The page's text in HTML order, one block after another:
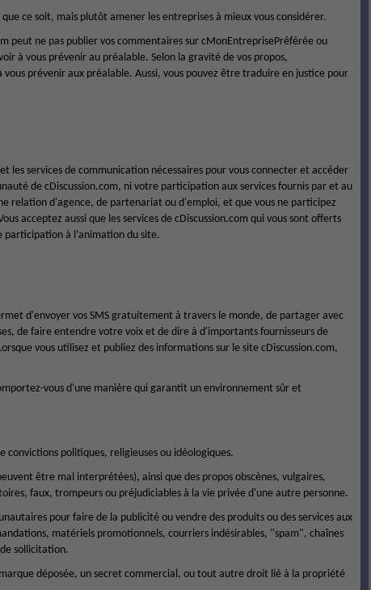
ce soit, mais plutôt amener les entreprises à mieux vous considérer.
peut ne pas publier vos commentaires sur cMonEntreprisePréférée ou
à vous prévenir au préalable. Selon la gravité de vos propos,
prévenir aux préalable. Aussi, vous pouvez être traduire en justice pour
les services de communication nécessaires pour vous connecter et accéder
de cDiscussion.com, ni votre participation aux services fournis par et au
relation d'agence, de partenariat ou d'emploi, et que vous ne participez
acceptez aussi que les services de cDiscussion.com qui vous sont offerts
participation à l’animation du site.
d'envoyer vos SMS gratuitement à travers le monde, de partager avec
de faire entendre votre voix et de dire à d'importants fournisseurs de
vous utilisez et publiez des informations sur le site cDiscussion.com,
vous d'une manière qui garantit un environnement sûr et
politiques, religieuses ou idéologiques.
être mal interprétées), ainsi que des propos obscènes, vulgaires,
faux, trompeurs ou préjudiciables à la vie privée d'une autre personne.
pour faire de la publicité ou vendre des produits ou des services aux
matériels promotionnels, courriers indésirables, "spam", chaînes
sollicitation.
déposée, un secret commercial, ou tout autre droit lié à la propriété